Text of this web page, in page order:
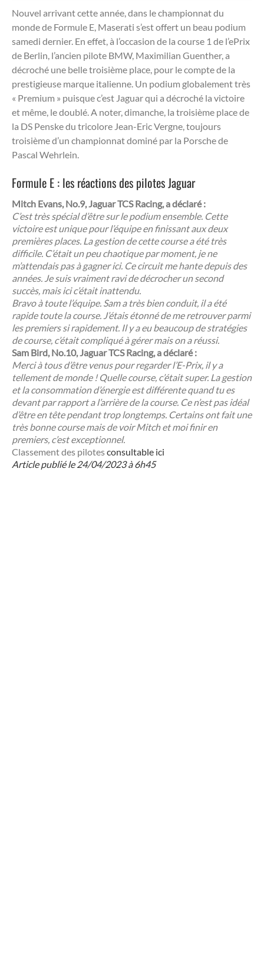
Nouvel arrivant cette année, dans le championnat du
monde de Formule E, Maserati s’est offert un beau podium
samedi dernier. En effet, à l’occasion de la course 1 de l’ePrix
de Berlin, l’ancien pilote BMW, Maximilian Guenther, a
décroché une belle troisième place, pour le compte de la
prestigieuse marque italienne. Un podium globalement très
« Premium » puisque c’est Jaguar qui a décroché la victoire
et même, le doublé. A noter, dimanche, la troisième place de
la DS Penske du tricolore Jean-Eric Vergne, toujours
troisième d’un championnat dominé par la Porsche de
Pascal Wehrlein.
Formule E : les réactions des pilotes Jaguar
Mitch Evans, No.9, Jaguar TCS Racing, a déclaré :
C’est très spécial d’être sur le podium ensemble. Cette
victoire est unique pour l’équipe en finissant aux deux
premières places. La gestion de cette course a été très
difficile. C’était un peu chaotique par moment, je ne
m’attendais pas à gagner ici. Ce circuit me hante depuis des
années. Je suis vraiment ravi de décrocher un second
succès, mais ici c’était inattendu.
Bravo à toute l’équipe. Sam a très bien conduit, il a été
rapide toute la course. J’étais étonné de me retrouver parmi
les premiers si rapidement. Il y a eu beaucoup de stratégies
de course, c’était compliqué à gérer mais on a réussi.
Sam Bird, No.10, Jaguar TCS Racing, a déclaré :
Merci à tous d’être venus pour regarder l’E-Prix, il y a
tellement de monde ! Quelle course, c’était super. La gestion
et la consommation d’énergie est différente quand tu es
devant par rapport a l’arrière de la course. Ce n’est pas idéal
d’être en tête pendant trop longtemps. Certains ont fait une
très bonne course mais de voir Mitch et moi finir en
premiers, c’est exceptionnel.
Classement des pilotesconsultable ici
Article publié le 24/04/2023 à 6h45